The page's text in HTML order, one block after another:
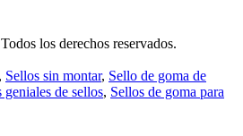
los derechos reservados.
, Sellos sin montar, Sello de goma de
geniales de sellos, Sellos de goma para